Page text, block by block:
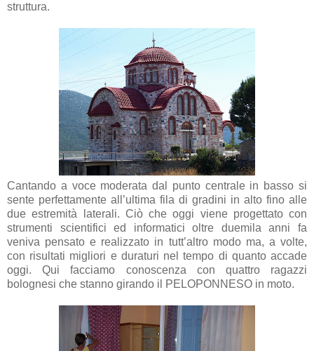
struttura.
Cantando a voce moderata dal punto centrale in basso si
sente perfettamente all’ultima fila di gradini in alto fino alle
due estremità laterali. Ciò che oggi viene progettato con
strumenti scientifici ed informatici oltre duemila anni fa
veniva pensato e realizzato in tutt’altro modo ma, a volte,
con risultati migliori e duraturi nel tempo di quanto accade
oggi. Qui facciamo conoscenza con quattro ragazzi
bolognesi che stanno girando il PELOPONNESO in moto.